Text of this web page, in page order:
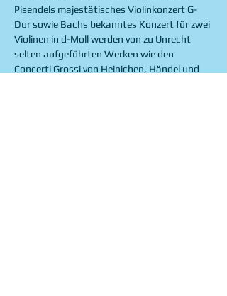
Pisendels majestätisches Violinkonzert G-
Dur sowie Bachs bekanntes Konzert für zwei
Violinen in d-Moll werden von zu Unrecht
selten aufgeführten Werken wie den
Concerti Grossi von Heinichen, Händel und